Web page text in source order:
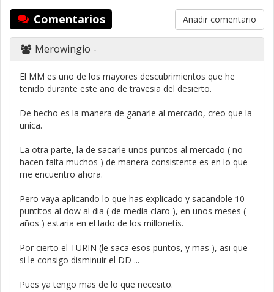
Comentarios Añadir comentario
Merowingio -
El MM es uno de los mayores descubrimientos que he
tenido durante este año de travesia del desierto.
De hecho es la manera de ganarle al mercado, creo que la
unica.
La otra parte, la de sacarle unos puntos al mercado ( no
hacen falta muchos ) de manera consistente es en lo que
me encuentro ahora.
Pero vaya aplicando lo que has explicado y sacandole 10
puntitos al dow al dia ( de media claro ), en unos meses (
años ) estaria en el lado de los millonetis.
Por cierto el TURIN (le saca esos puntos, y mas ), asi que
si le consigo disminuir el DD ...
Pues ya tengo mas de lo que necesito.